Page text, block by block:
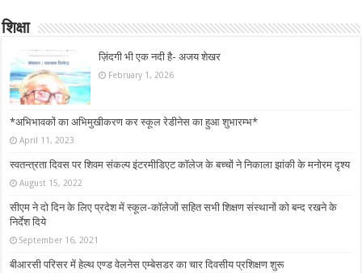
शिक्षा
ज़िंदगी भी एक नदी है- अजय शेखर
February 1, 2026
*अभिभावकों का अभिमुखीकरण कर स्कूल रेडीनेस का हुआ शुभारम्भ*
April 11, 2023
स्वतन्त्रता दिवस पर शिवम संकल्प इंटरमीडिएट कॉलेज के बच्चों ने निकाला झांकी के मनोरम दृश्य
August 15, 2022
सीएम ने दो दिन के लिए प्रदेश में स्कूल-कॉलेजों सहित सभी शिक्षण संस्थानों को बन्द रखने के
निर्देश दिये
September 16, 2021
बीआरसी परिसर में हेल्थ एण्ड वेलनेस एम्बेसडर का चार दिवसीय प्रशिक्षण शुरू